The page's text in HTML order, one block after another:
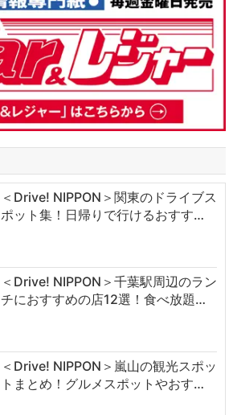
＜Drive! NIPPON＞関東のドライブス
ポット集！日帰りで行けるおすす…
＜Drive! NIPPON＞千葉駅周辺のラン
チにおすすめの店12選！食べ放題…
＜Drive! NIPPON＞嵐山の観光スポッ
トまとめ！グルメスポットやおす…